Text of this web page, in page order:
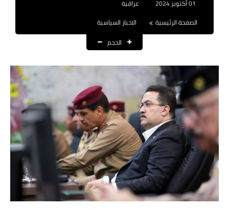
العقود والاجور اليومية
الرواتب
القروض والسلف
المنح المالية
قطع الاراضي
اخبار العراق
الاخبار السياسية
عراقية
الصفحة الرئيسية
الاخبار السياسية
الحجم